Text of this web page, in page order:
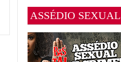
ASSÉDIO SEXUAL